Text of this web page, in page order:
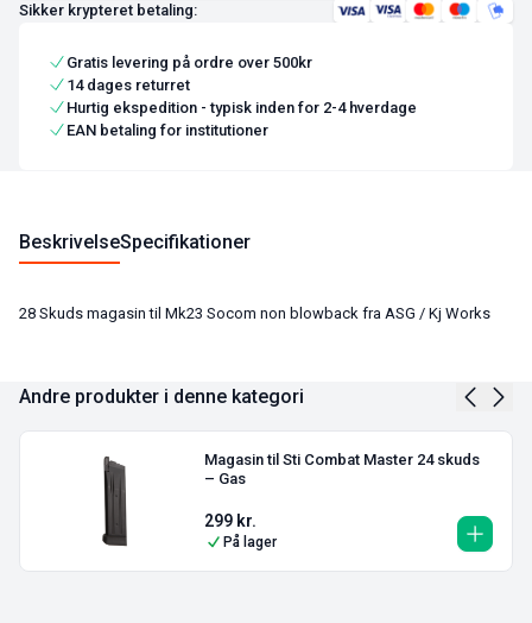
Sikker krypteret betaling:
Gratis levering på ordre over 500kr
14 dages returret
Hurtig ekspedition - typisk inden for 2-4 hverdage
EAN betaling for institutioner
BeskrivelseSpecifikationer
28 Skuds magasin til Mk23 Socom non blowback fra ASG / Kj Works
Andre produkter i denne kategori
Magasin til Sti Combat Master 24 skuds
– Gas
299 kr.
På lager